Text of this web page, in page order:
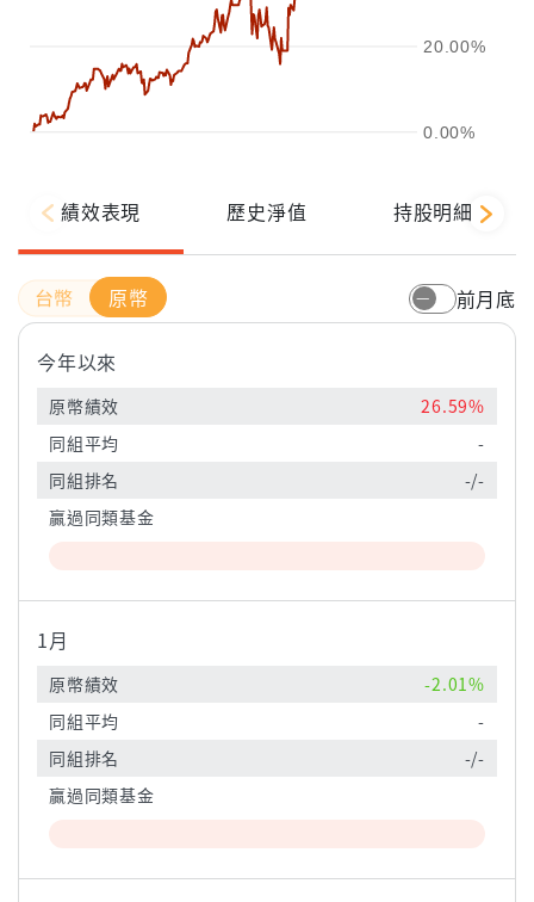
0.00%
20.00%
績效表現 歷史淨值 持股明細
原幣 前月底
今年以來
原幣績效
26.59%
同組平均
-
同組排名
-/-
贏過同類基金
1月
原幣績效
-2.01%
同組平均
-
同組排名
-/-
贏過同類基金